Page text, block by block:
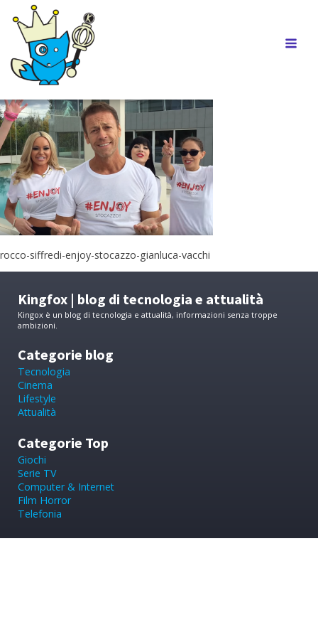
rocco-siffredi-enjoy-stocazzo-gianluca-vacchi
Kingfox | blog di tecnologia e attualità
Kingox è un blog di tecnologia e attualità, informazioni senza troppe
ambizioni.
Categorie blog
Tecnologia
Cinema
Lifestyle
Attualità
Categorie Top
Giochi
Serie TV
Computer & Internet
Film Horror
Telefonia